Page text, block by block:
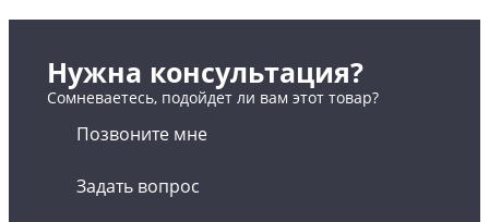
Нужна консультация?
Сомневаетесь, подойдет ли вам этот товар?
Позвоните мне
Задать вопрос